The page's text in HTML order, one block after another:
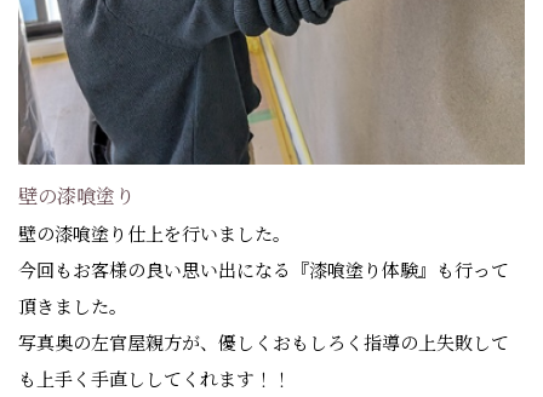
壁の漆喰塗り
壁の漆喰塗り仕上を行いました。
今回もお客様の良い思い出になる『漆喰塗り体験』も行って
頂きました。
写真奥の左官屋親方が、優しくおもしろく指導の上失敗して
も上手く手直ししてくれます！！